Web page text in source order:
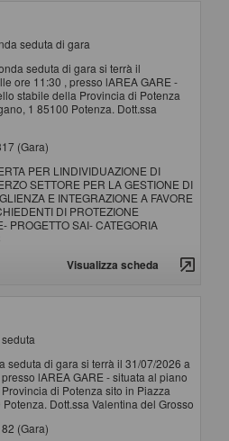
seduta di gara
seduta di gara si terrà il
ore 11:30 , presso lAREA GARE -
stabile della Provincia di Potenza
1 85100 Potenza. Dott.ssa
(Gara)
PER LINDIVIDUAZIONE DI
SETTORE PER LA GESTIONE DI
E INTEGRAZIONE A FAVORE
DI PROTEZIONE
PROGETTO SAI- CATEGORIA
Visualizza scheda
seduta di gara si terrà il 31/07/2026 a
lAREA GARE - situata al piano
di Potenza sito in Piazza
Dott.ssa Valentina del Grosso
(Gara)